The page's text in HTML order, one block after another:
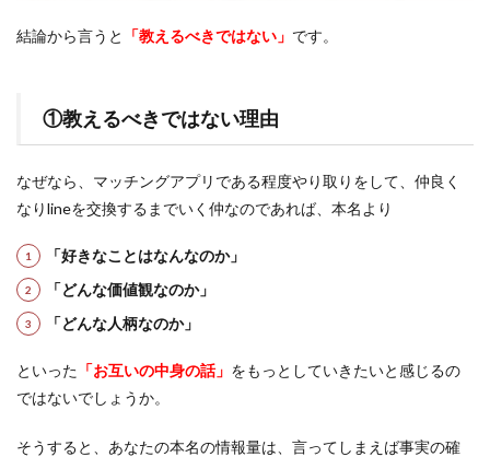
結論から言うと 「教えるべきではない」 です。
①教えるべきではない理由
なぜなら、マッチングアプリである程度やり取りをして、仲良く
なりlineを交換するまでいく仲なのであれば、本名より
「好きなことはなんなのか」
「どんな価値観なのか」
「どんな人柄なのか」
といった 「お互いの中身の話」 をもっとしていきたいと感じるの
ではないでしょうか。
そうすると、あなたの本名の情報量は、言ってしまえば事実の確